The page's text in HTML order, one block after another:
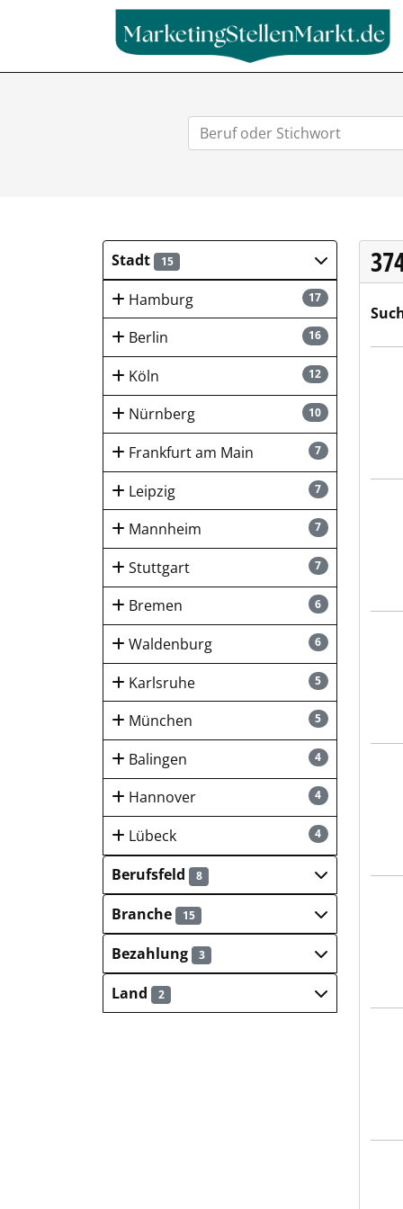
Stadt 15
17
Hamburg
16
Berlin
12
Köln
10
Nürnberg
7
Frankfurt am Main
7
Leipzig
7
Mannheim
7
Stuttgart
6
Bremen
6
Waldenburg
5
Karlsruhe
5
München
4
Balingen
4
Hannover
4
Lübeck
Berufsfeld
8
Branche 15
Bezahlung 3
Land 2
hsi